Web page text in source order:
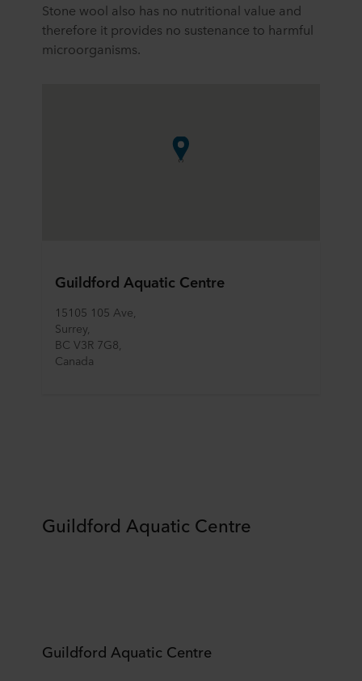
Stone wool also has no nutritional value and
therefore it provides no sustenance to harmful
microorganisms.
Guildford Aquatic Centre
15105 105 Ave,
Surrey,
BC V3R 7G8,
Canada
Guildford Aquatic Centre
Guildford Aquatic Centre